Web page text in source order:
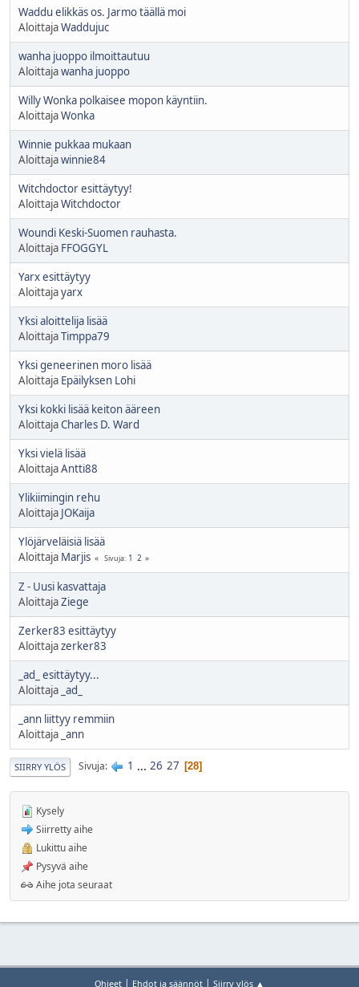
Waddu elikkäs os. Jarmo täällä moi
AloittajaWaddujuc
wanha juoppo ilmoittautuu
Aloittajawanha juoppo
Willy Wonka polkaisee mopon käyntiin.
AloittajaWonka
Winnie pukkaa mukaan
Aloittajawinnie84
Witchdoctor esittäytyy!
AloittajaWitchdoctor
Woundi Keski-Suomen rauhasta.
Aloittaja FFOGGYL
Yarx esittäytyy
Aloittajayarx
Yksi aloittelija lisää
AloittajaTimppa79
Yksi geneerinen moro lisää
Aloittaja Epäilyksen Lohi
Yksi kokki lisää keiton ääreen
AloittajaCharles D. Ward
Yksi vielä lisää
AloittajaAntti88
Ylikiimingin rehu
Aloittaja JOKaija
Ylöjärveläisiä lisää
Aloittaja Marjis Sivuja 1 2
Z - Uusi kasvattaja
AloittajaZiege
Zerker83 esittäytyy
Aloittajazerker83
_ad_ esittäytyy...
Aloittaja _ad_
_ann liittyy remmiin
Aloittaja _ann
SIIRRY YLÖS Sivuja 1 ... 26 27 28
Kysely
Siirretty aihe
Lukittu aihe
Pysyvä aihe
Aihe jota seuraat
Ohjeet | Ehdot ja säännöt | Siirry ylös ▲